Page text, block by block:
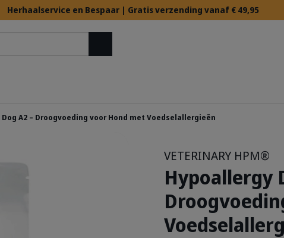
Herhaalservice en Bespaar | Gratis verzending vanaf € 49,95
A2 – Droogvoeding voor Hond met Voedselallergieën
VETERINARY HPM®
Hypoallergy